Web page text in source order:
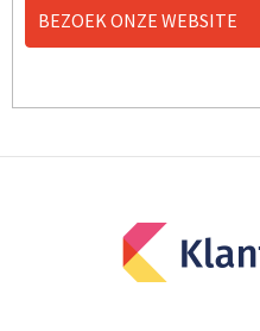
BEZOEK ONZE WEBSITE